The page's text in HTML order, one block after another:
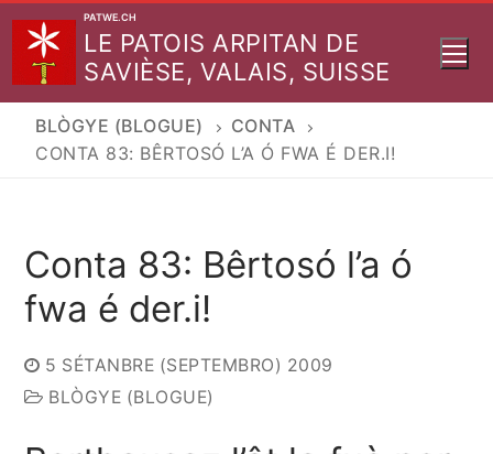
Aller
contenu
PATWE.CH
LE PATOIS ARPITAN DE
SAVIÈSE, VALAIS, SUISSE
BLÒGYE (BLOGUE)
CONTA
CONTA 83: BÊRTOSÓ L’A Ó FWA É DER.I!
Conta 83: Bêrtosó l’a ó
fwa é der.i!
5 SÉTANBRE (SEPTEMBRO) 2009
BLÒGYE (BLOGUE)